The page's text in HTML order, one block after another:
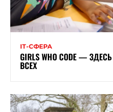
ІТ-СФЕРА
GIRLS WHO CODE —
ВСЕХ